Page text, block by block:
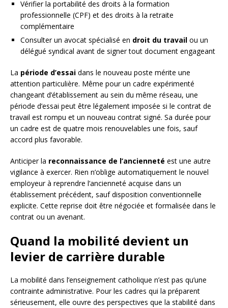
Vérifier la portabilité des droits à la formation
professionnelle (CPF) et des droits à la retraite
complémentaire
Consulter un avocat spécialisé en droit du travail ou un
délégué syndical avant de signer tout document engageant
La période d’essai dans le nouveau poste mérite une
attention particulière. Même pour un cadre expérimenté
changeant d’établissement au sein du même réseau, une
période d’essai peut être légalement imposée si le contrat de
travail est rompu et un nouveau contrat signé. Sa durée pour
un cadre est de quatre mois renouvelables une fois, sauf
accord plus favorable.
Anticiper la reconnaissance de l’ancienneté est une autre
vigilance à exercer. Rien n’oblige automatiquement le nouvel
employeur à reprendre l’ancienneté acquise dans un
établissement précédent, sauf disposition conventionnelle
explicite. Cette reprise doit être négociée et formalisée dans le
contrat ou un avenant.
Quand la mobilité devient un
levier de carrière durable
La mobilité dans l’enseignement catholique n’est pas qu’une
contrainte administrative. Pour les cadres qui la préparent
sérieusement, elle ouvre des perspectives que la stabilité dans